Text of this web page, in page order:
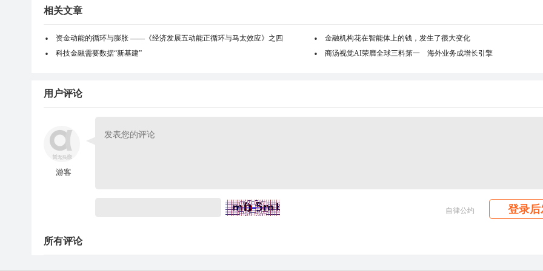
相关文章
资金动能的循环与膨胀 ——《经济发展五动能正循环与马太效应》之四
金融机构花在智能体上的钱，发生了很大变化
科技金融需要数据“新基建”
商汤视觉AI荣膺全球三料第一 海外业务成增长引擎
用户评论
游客
自律公约 登录后
所有评论